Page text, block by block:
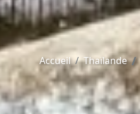
Accueil Thaïlande